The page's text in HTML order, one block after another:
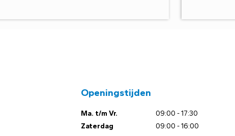
Openingstijden
Ma. t/m Vr.
Zaterdag
09:00 - 17:30
09:00 - 16:00